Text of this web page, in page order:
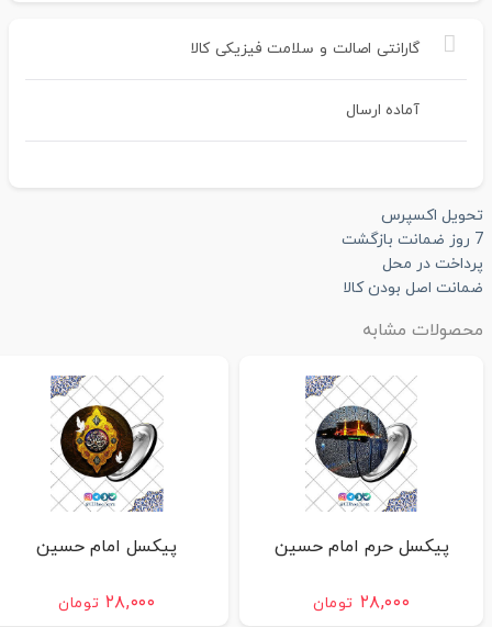
گارانتی اصالت و سلامت فیزیکی کالا
آماده ارسال
تحویل اکسپرس
7 روز ضمانت بازگشت
پرداخت در محل
ضمانت اصل بودن کالا
محصولات مشابه
پیکسل حرم امام حسین
۲۸,۰۰۰ تومان
پیکسل امام حسین
۲۸,۰۰۰ تومان